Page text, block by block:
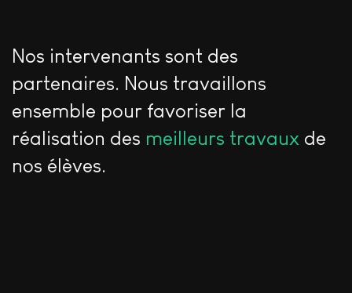
Nos intervenants sont des
partenaires. Nous travaillons
ensemble pour favoriser la
réalisation des meilleurs travaux de
nos élèves.